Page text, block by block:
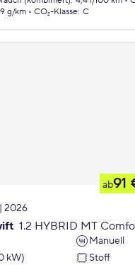
g/km CO₂-Klasse: C
ab91
2026
1.2 HYBRID MT
Manuell
kW)
Stoff